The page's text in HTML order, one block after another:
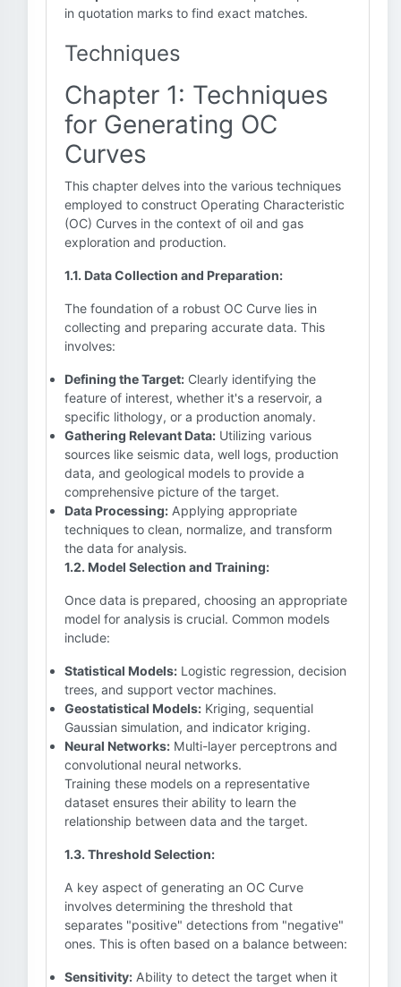
in quotation marks to find exact matches.
Techniques
Chapter 1: Techniques
for Generating OC
Curves
This chapter delves into the various techniques
employed to construct Operating Characteristic
(OC) Curves in the context of oil and gas
exploration and production.
1.1. Data Collection and Preparation:
The foundation of a robust OC Curve lies in
collecting and preparing accurate data. This
involves:
Defining the Target: Clearly identifying the
feature of interest, whether it's a reservoir, a
specific lithology, or a production anomaly.
Gathering Relevant Data: Utilizing various
sources like seismic data, well logs, production
data, and geological models to provide a
comprehensive picture of the target.
Data Processing: Applying appropriate
techniques to clean, normalize, and transform
the data for analysis.
1.2. Model Selection and Training:
Once data is prepared, choosing an appropriate
model for analysis is crucial. Common models
include:
Statistical Models: Logistic regression, decision
trees, and support vector machines.
Geostatistical Models: Kriging, sequential
Gaussian simulation, and indicator kriging.
Neural Networks: Multi-layer perceptrons and
convolutional neural networks.
Training these models on a representative
dataset ensures their ability to learn the
relationship between data and the target.
1.3. Threshold Selection:
A key aspect of generating an OC Curve
involves determining the threshold that
separates "positive" detections from "negative"
ones. This is often based on a balance between:
Sensitivity: Ability to detect the target when it